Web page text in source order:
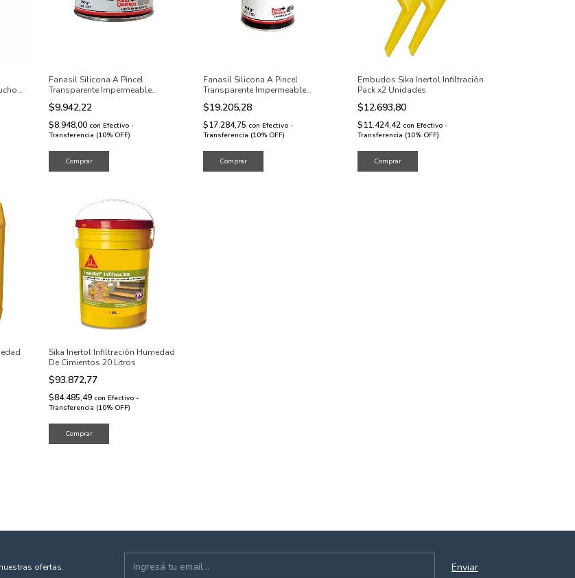
Fanasil Silicona A Pincel
Transparente Impermeable
350Grs
$9.942,22
$8.948,00 con Efectivo -
Transferencia (10% OFF)
Fanasil Silicona A Pincel
Transparente Impermeable
750Grs
$19.205,28
$17.284,75 con Efectivo -
Transferencia (10% OFF)
Embudos Sika Inertol Infiltración
Pack x2 Unidades
$12.693,80
$11.424,42 con Efectivo -
Transferencia (10% OFF)
Sika Inertol Infiltración Humedad
De Cimientos 20 Litros
$93.872,77
$84.485,49 con Efectivo -
Transferencia (10% OFF)
ofertas.